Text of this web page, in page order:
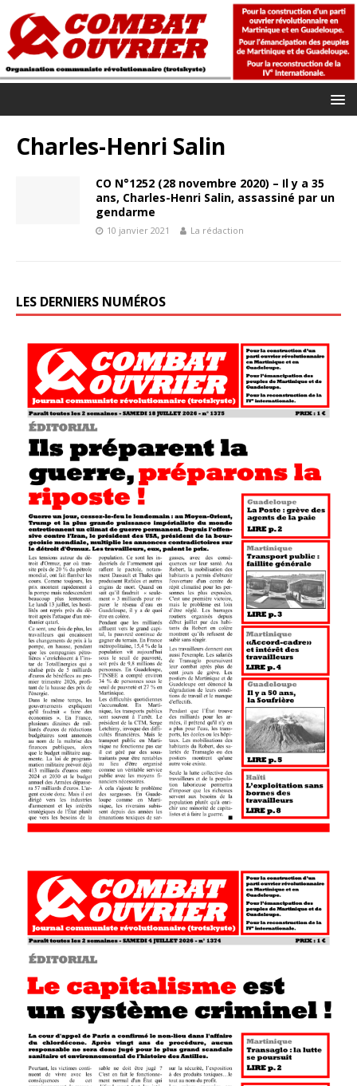
Charles-Henri Salin
CO N°1252 (28 novembre 2020) – Il y a 35
ans, Charles-Henri Salin, assassiné par un
gendarme
10 janvier 2021 La rédaction
LES DERNIERS NUMÉROS